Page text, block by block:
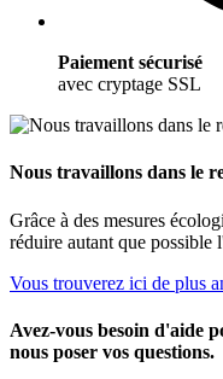
Paiement sécurisé
avec cryptage SSL
Nous travaillons dans le
Grâce à des mesures
réduire autant que possible
Vous trouverez ici de plus
Avez-vous besoin d'aide
nous poser vos questions.